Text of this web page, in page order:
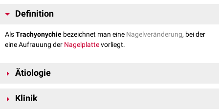
Definition
AlsTrachyonychie bezeichnet man eine Nagelveränderung, bei der
eine Aufrauung der Nagelplattevorliegt.
Ätiologie
traumatische
Klinik